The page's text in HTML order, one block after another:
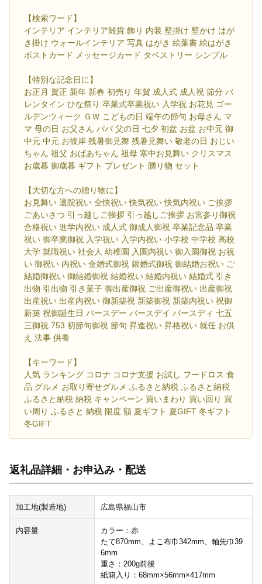
【検索ワード】
インテリア インテリア雑貨 飾り 内装 壁掛け 壁かけ はが
き掛け ウォールインテリア 写真 はがき 絵葉書 絵はがき
ポストカード メッセージカード タペストリー シンプル
【特別な記念日に】
お正月 賀正 新年 新春 初売り 年賀 成人式 成人祝 節分 バ
レンタイン ひな祭り 卒業式卒業祝い 入学祝 お花見 ゴー
ルデンウィーク ＧＷ こどもの日 端午の節句 お母さん マ
マ 母の日 お父さん パパ 父の日 七夕 初盆 お盆 お中元 御
中元 中元 お彼岸 残暑御見舞 残暑見舞い 敬老の日 おじい
ちゃん 祖父 おばあちゃん 祖母 寒中お見舞い クリスマス
お歳暮 御歳暮 ギフト プレゼント 贈り物 セット
【大切な方への贈り物に】
お見舞い 退院祝い 全快祝い 快気祝い 快気内祝い ご挨拶
ごあいさつ 引っ越しご挨拶 引っ越しご挨拶 お宮参り御祝
合格祝い 進学内祝い 成人式 御成人御祝 卒業記念品 卒業
祝い 御卒業御祝 入学祝い 入学内祝い 小学校 中学校 高校
大学 就職祝い 社会人 幼稚園 入園内祝い 御入園御祝 お祝
い 御祝い 内祝い 金婚式御祝 銀婚式御祝 御結婚お祝い ご
結婚御祝い 御結婚御祝 結婚祝い 結婚内祝い 結婚式 引き
出物 引出物 引き菓子 御出産御祝 ご出産御祝い 出産御祝
出産祝い 出産内祝い 御新築祝 新築御祝 新築内祝い 祝御
新築 祝御誕生日 バースデー バースデイ バースディ 七五
三御祝 753 初節句御祝 節句 昇進祝い 昇格祝い 就任 お供
え 法事 供養
【キーワード】
人気 ランキング コロナ コロナ支援 お試し フードロス 食
品 グルメ お取り寄せグルメ ふるさと納税 ふるさと納税
ふるさと納税 納税 キャンペーン 買いまわり 買い回り 買
い周り ふるさと 納税 限度 額 夏ギフト 夏GIFT 冬ギフト
冬GIFT
返礼品詳細・お申込み・配送
加工地(製造地) 広島県福山市
内容量
カラー：赤
たて870mm、よこ布巾342mm、軸先巾39
6mm
重さ：200g前後
紙箱入り：68mm×56mm×417mm